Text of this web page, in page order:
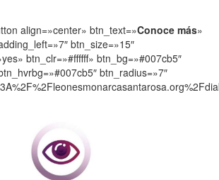
align=»center» btn_text=»Conoce más»
btn_size=»15″
btn_clr=»#ffffff» btn_bg=»#007cb5″
btn_radius=»7″